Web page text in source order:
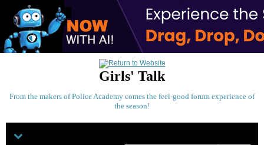
Girls' Talk
From the makers of Police Academy comes the feel-good forum experience of
the season!